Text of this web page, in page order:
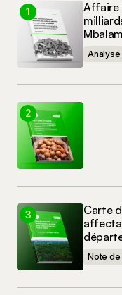
Enregistrer
dans le
commentaire.
Affaire
Mbalam
Analyse
Carte
Note de